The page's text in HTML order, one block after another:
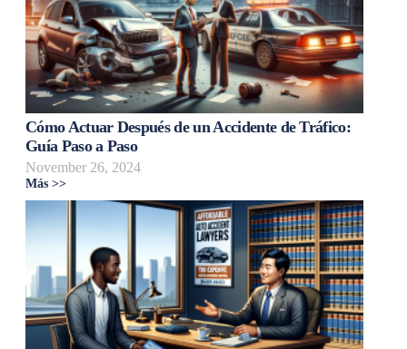
Cómo Actuar Después de un Accidente de Tráfico:
Guía Paso a Paso
November 26, 2024
Más >>